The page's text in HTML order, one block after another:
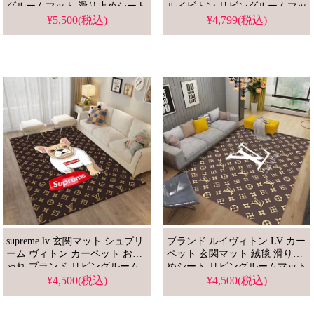
グルームマット 滑り止めシート
¥5,500(税込)
ルイビトン リビングルームマッ
ト ベッドマット 大人気 ハーイ
¥4,799(税込)
supreme lv 玄関マット シュプリ
ーム ヴィトン カーペット おし
ゃれ ブランド リビングルーム
マット ラグマット バスマット
¥4,500(税込)
ブランド ルイヴィトン LV カー
ペット 玄関マット 絨毯 滑り止
めシート リビングルームマット
バスマット ベッドマット
¥4,500(税込)